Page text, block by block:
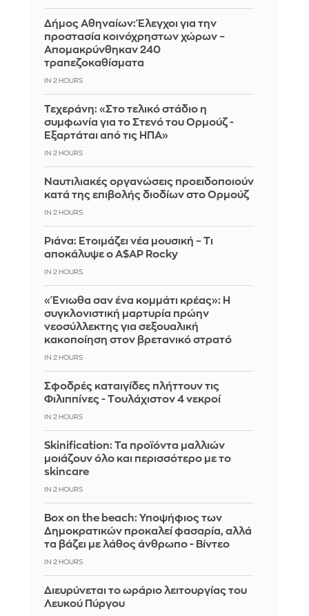
Δήμος Αθηναίων: Έλεγχοι για την
προστασία κοινόχρηστων χώρων –
Απομακρύνθηκαν 240
τραπεζοκαθίσματα
IN 2 HOURS
Τεχεράνη: «Στο τελικό στάδιο η
συμφωνία για το Στενό του Ορμούζ -
Εξαρτάται από τις ΗΠΑ»
IN 2 HOURS
Ναυτιλιακές οργανώσεις προειδοποιούν
κατά της επιβολής διοδίων στο Ορμούζ
IN 2 HOURS
Ριάνα: Ετοιμάζει νέα μουσική – Τι
αποκάλυψε ο A$AP Rocky
IN 2 HOURS
«Ένιωθα σαν ένα κομμάτι κρέας»: Η
συγκλονιστική μαρτυρία πρώην
νεοσύλλεκτης για σεξουαλική
κακοποίηση στον βρετανικό στρατό
IN 2 HOURS
Σφοδρές καταιγίδες πλήττουν τις
Φιλιππίνες - Tουλάχιστον 4 νεκροί
IN 2 HOURS
Skinification: Τα προϊόντα μαλλιών
μοιάζουν όλο και περισσότερο με το
skincare
IN 2 HOURS
Box on the beach: Υποψήφιος των
Δημοκρατικών προκαλεί φασαρία, αλλά
τα βάζει με λάθος άνθρωπο - Βίντεο
IN 2 HOURS
Διευρύνεται το ωράριο λειτουργίας του
Λευκού Πύργου